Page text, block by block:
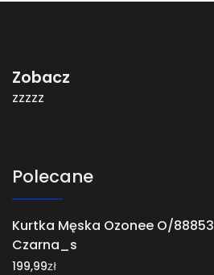
Zobacz
zzzzz
Polecane
Kurtka Męska Ozonee O/88853
Czarna_s
199,99zł